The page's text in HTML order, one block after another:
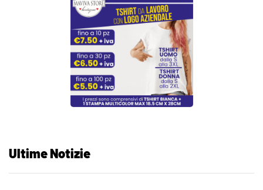
Ultime Notizie